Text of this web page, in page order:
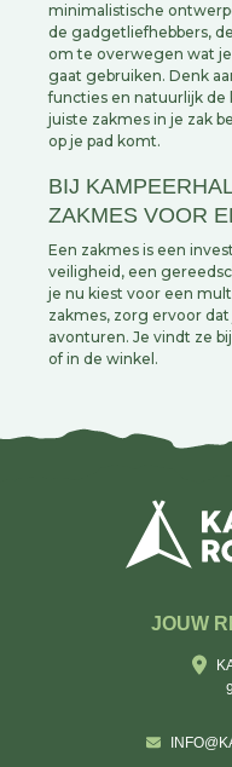
minimalistische
de gadgetliefhebbers,
om te overwegen wat
gaat gebruiken. Denk
functies en natuurlijk
juiste zakmes in je zak
op je pad komt.
BIJ
ZAKMES VOOR
Een zakmes is een
veiligheid, een
je nu kiest voor een
zakmes, zorg ervoor
avonturen. Je vindt ze
of in de winkel.
JOUW